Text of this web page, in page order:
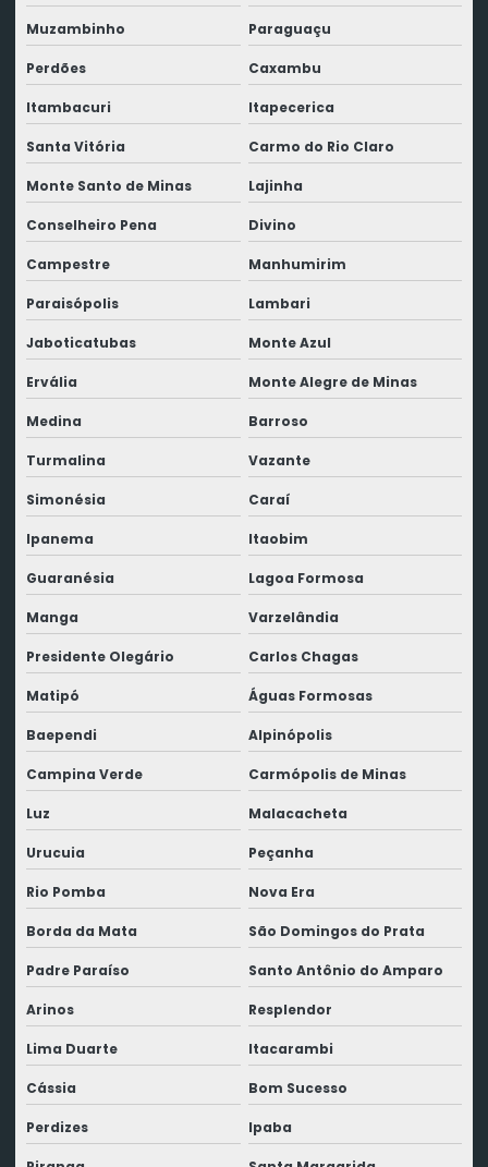
Muzambinho Paraguaçu
Perdões Caxambu
Itambacuri Itapecerica
Santa Vitória Carmo do Rio Claro
Monte Santo de Minas Lajinha
Conselheiro Pena Divino
Campestre Manhumirim
Paraisópolis Lambari
Jaboticatubas Monte Azul
Ervália Monte Alegre de Minas
Medina Barroso
Turmalina Vazante
Simonésia Caraí
Ipanema Itaobim
Guaranésia Lagoa Formosa
Manga Varzelândia
Presidente Olegário Carlos Chagas
Matipó Águas Formosas
Baependi Alpinópolis
Campina Verde Carmópolis de Minas
Luz Malacacheta
Urucuia Peçanha
Rio Pomba Nova Era
Borda da Mata São Domingos do Prata
Padre Paraíso Santo Antônio do Amparo
Arinos Resplendor
Lima Duarte Itacarambi
Cássia Bom Sucesso
Perdizes Ipaba